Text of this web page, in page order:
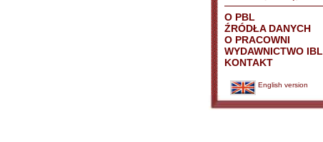
O PBL
ŹRÓDŁA DANYCH
O PRACOWNI
WYDAWNICTWO IBL
KONTAKT
English version